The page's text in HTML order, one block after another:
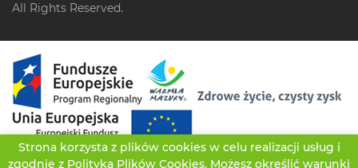
Strona korzysta z plików cookies w celu realizacji usług i
zgodnie z Polityką Plików Cookies. Możesz określić warunki
All Rights Reserved.